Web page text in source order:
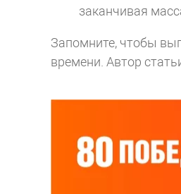
заканчивая
Запомните, чтобы
времени. Автор